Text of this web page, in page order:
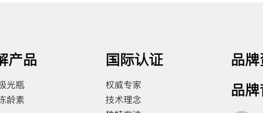
产品
光瓶
龄素
国际认证
权威专家
技术理念
品
品